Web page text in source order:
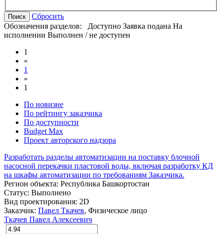
Поиск
Сбросить
Обозначения разделов: Доступно Заявка подана На
исполнении Выполнен / не доступен
1
«
1
»
1
По новизне
По рейтингу заказчика
По доступности
Budget Max
Проект авторского надзора
Разработать разделы автоматизации на поставку блочной
насосной перекачки пластовой воды, включая разработку КД
на шкафы автоматизации по требованиям Заказчика.
Регион объекта: Республика Башкортостан
Статус: Выполнено
Вид проектирования: 2D
Заказчик: Павел Ткачев, Физическое лицо
Ткачев Павел Алексеевич